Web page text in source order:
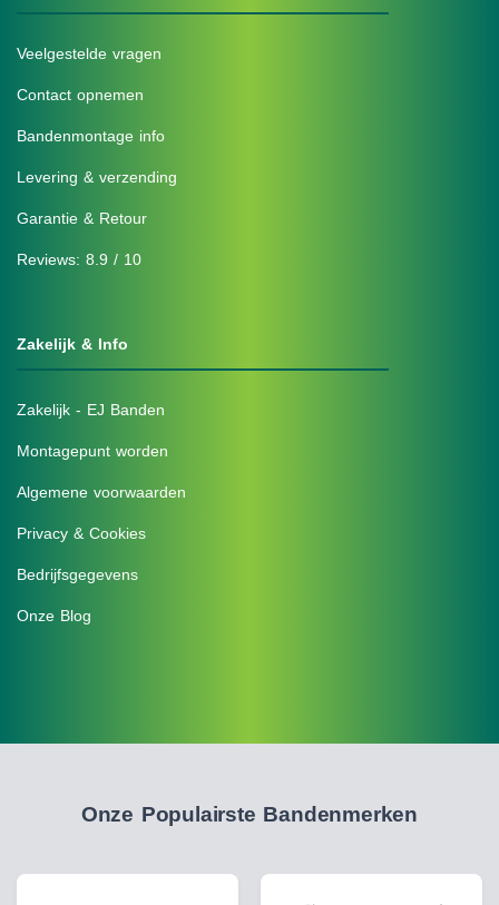
Veelgestelde vragen
Contact opnemen
Bandenmontage info
Levering & verzending
Garantie & Retour
Reviews: 8.9 / 10
Zakelijk & Info
Zakelijk - EJ Banden
Montagepunt worden
Algemene voorwaarden
Privacy & Cookies
Bedrijfsgegevens
Onze Blog
Onze Populairste Bandenmerken